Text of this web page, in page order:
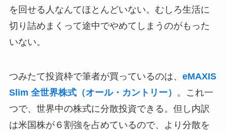
を回せる人なんてほとんどいない。むしろ生活に
切り詰めまくって途中でやめてしまうのがもった
いない。
つみたて投資枠で筆者が買っているのは、 eMAXIS
Slim 全世界株式（オール・カントリー） 。これ一
つで、世界中の株式に分散投資できる。但し内訳
は米国株が６割強を占めているので、より分散を